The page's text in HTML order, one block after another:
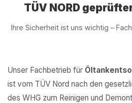
TÜV NORD
Ihre Sicherheit ist uns wichtig –
Unser Fachbetrieb für
ist vom TÜV Nord nach den
des WHG zum Reinigen und